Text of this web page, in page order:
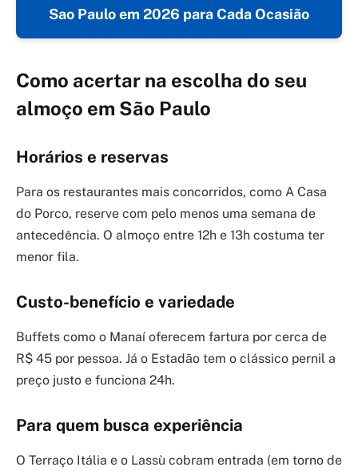
Sao Paulo em 2026 para Cada Ocasião
Como acertar na escolha do seu
almoço em São Paulo
Horários e reservas
Para os restaurantes mais concorridos, como A Casa
do Porco, reserve com pelo menos uma semana de
antecedência. O almoço entre 12h e 13h costuma ter
menor fila.
Custo-benefício e variedade
Buffets como o Manaí oferecem fartura por cerca de
R$ 45 por pessoa. Já o Estadão tem o clássico pernil a
preço justo e funciona 24h.
Para quem busca experiência
O Terraço Itália e o Lassù cobram entrada (em torno de